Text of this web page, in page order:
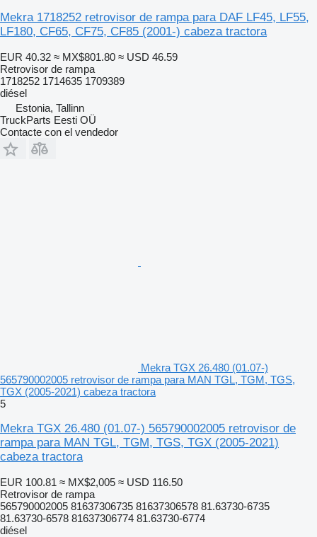
Mekra 1718252 retrovisor de rampa para DAF LF45, LF55,
LF180, CF65, CF75, CF85 (2001-) cabeza tractora
EUR 40.32 ≈ MX$801.80 ≈ USD 46.59
Retrovisor de rampa
1718252 1714635 1709389
diésel
Estonia, Tallinn
TruckParts Eesti OÜ
Contacte con el vendedor
Mekra TGX 26.480 (01.07-)
565790002005 retrovisor de rampa para MAN TGL, TGM, TGS,
TGX (2005-2021) cabeza tractora
5
Mekra TGX 26.480 (01.07-) 565790002005 retrovisor de
rampa para MAN TGL, TGM, TGS, TGX (2005-2021)
cabeza tractora
EUR 100.81 ≈ MX$2,005 ≈ USD 116.50
Retrovisor de rampa
565790002005 81637306735 81637306578 81.63730-6735
81.63730-6578 81637306774 81.63730-6774
diésel